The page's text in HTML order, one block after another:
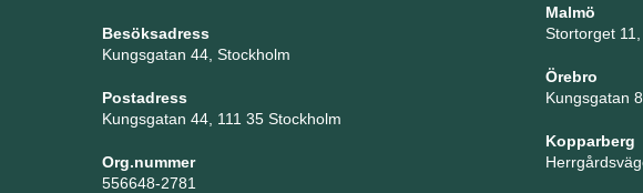
Besöksadress
Kungsgatan 44, Stockholm
Postadress
Kungsgatan 44, 111 35 Stockholm
Org.nummer
556648-2781
Malmö
Stortorget
Örebro
Kungsgatan
Kopparberg